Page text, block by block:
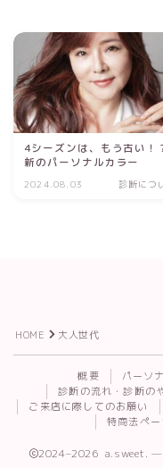
お申し込み
4シーズンは、もう古い！
新のパーソナルカラー
2024.08.03 診断につ
HOME 大人世代
概要
パーソ
診断の流れ・診断の
ご来店に際してのお願い
特商法ペー
2024–2026 a.sweet. —